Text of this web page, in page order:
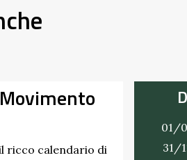
dei Profumi del